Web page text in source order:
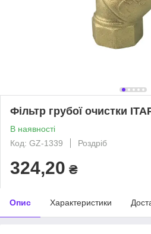
Фільтр грубої очистки
В наявності
Код: GZ-1339
Роздріб
324,20 ₴
Опис Характеристики